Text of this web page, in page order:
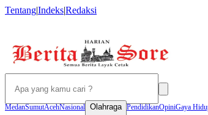
Tentang|Indeks|Redaksi
MedanSumutAcehNasional Olahraga PendidikanOpiniGaya